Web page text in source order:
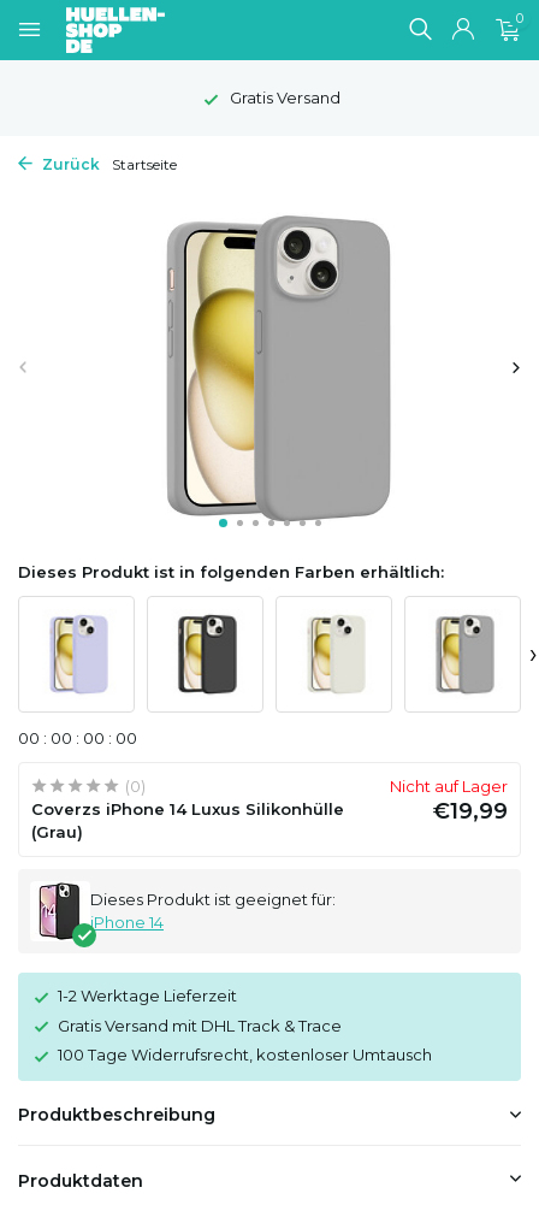
0
Gratis Versand
Zurück Startseite
Dieses Produkt ist in folgenden Farben erhältlich:
›
00 : 00 : 00 : 00
(0)
Coverzs iPhone 14 Luxus Silikonhülle
(Grau)
Nicht auf Lager
€19,99
Dieses Produkt ist geeignet für:
iPhone 14
1-2 Werktage Lieferzeit
Gratis Versand mit DHL Track & Trace
100 Tage Widerrufsrecht, kostenloser Umtausch
Produktbeschreibung
Produktdaten